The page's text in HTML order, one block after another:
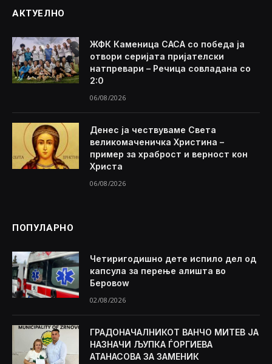
АКТУЕЛНО
ЖФК Каменица САСА со победа ја
отвори серијата пријателски
натпревари – Речица совладана со
2:0
06/08/2026
Денес ја чествуваме Света
великомаченичка Христина –
пример за храброст и верност кон
Христа
06/08/2026
ПОПУЛАРНО
Четиригодишно дете испило дел од
капсула за перење алишта во
Беровоw
02/08/2026
ГРАДОНАЧАЛНИКОТ ВАНЧО МИТЕВ ЈА
НАЗНАЧИ ЉУПКА ЃОРГИЕВА
АТАНАСОВА ЗА ЗАМЕНИК